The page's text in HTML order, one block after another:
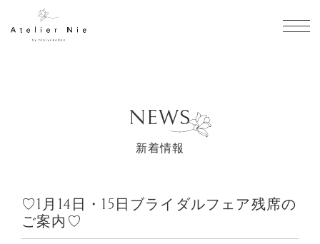
NEWS
新着情報
♡1月14日・15日ブライダルフェア残席の
ご案内♡